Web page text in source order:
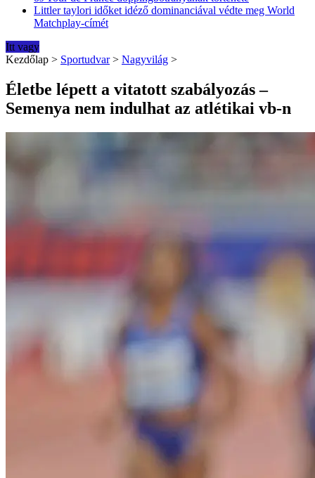
Littler taylori időket idéző dominanciával védte meg World
Matchplay-címét
Itt vagy
Kezdőlap > Sportudvar > Nagyvilág >
Életbe lépett a vitatott szabályozás –
Semenya nem indulhat az atlétikai vb-n